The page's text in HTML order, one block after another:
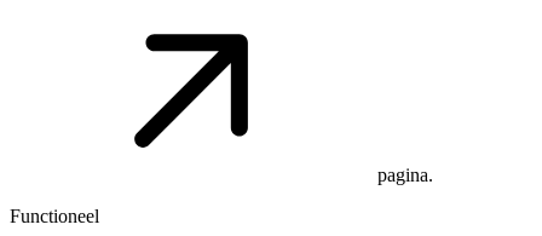
pagina.
Functioneel